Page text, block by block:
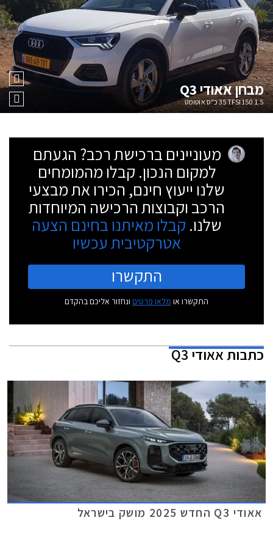
מבחןאאודי Q3
1.5 35TFSI 150 כ"ס אוטומט
מעוניינים ברכישת רכב? הגעתם
למקום הנכון. קבלו מהמומחים
שלנו ייעוץ חינם, הכירו את מבצעי
הרכב וקבוצות הרכישה המיוחדות
שלנו. קבלו מאיתנו בחינם הצעה
אטרקטיבית עכשיו
התקשרו
התקשרו או מלאו פרטים ונחזור אליכם בהקדם
כתבותאאודי Q3
אאודי Q3 החדש 2025 מושק בישראל